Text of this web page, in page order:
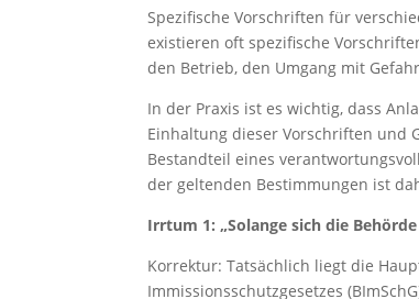
Spezifische Vorschriften für
existieren oft spezifische
den Betrieb, den Umgang mit
In der Praxis ist es wichtig, dass
Einhaltung dieser Vorschriften und
Bestandteil eines
der geltenden Bestimmungen ist
Irrtum 1: „Solange sich die
Korrektur: Tatsächlich liegt die
Immissionsschutzgesetzes